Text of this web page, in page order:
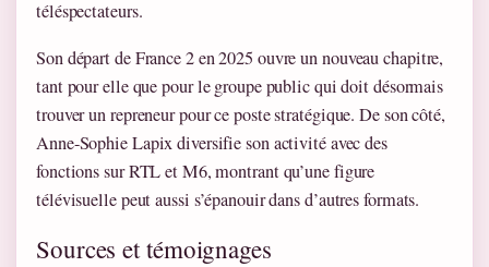
téléspectateurs.
Son départ de France 2 en 2025 ouvre un nouveau chapitre,
tant pour elle que pour le groupe public qui doit désormais
trouver un repreneur pour ce poste stratégique. De son côté,
Anne-Sophie Lapix diversifie son activité avec des
fonctions sur RTL et M6, montrant qu’une figure
télévisuelle peut aussi s’épanouir dans d’autres formats.
Sources et témoignages